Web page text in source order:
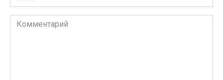
*
Комментарий